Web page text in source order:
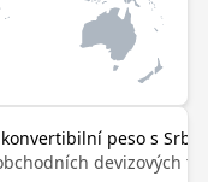
peso s
devizových